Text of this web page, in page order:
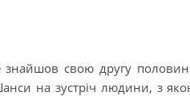
свою другу
на зустріч людини, з